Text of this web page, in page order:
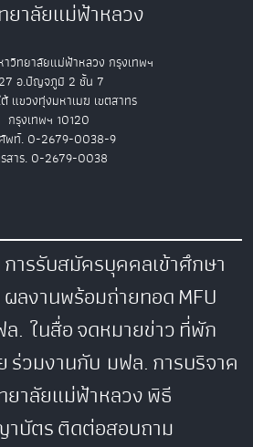
ยาลัยแม่ฟ้าหลวง
วิทยาลัยแม่ฟ้าหลวง กรุงเทพฯ
อ.ปัญจภูมิ 2 ชั้น 7
แขวงทุ่งมหาเมฆ เขตสาทร
กรุงเทพฯ 10120
พท์. 0-2679-0038-9
สาร. 0-2679-0038
การรับสมัครบุคคลเข้าศึกษา
ผลงานพร้อมถ่ายทอดMFU
. ในสื่อจดหมายข่าวที่พัก
ร่วมงานกับ มฟล.การบริจาค
าลัยแม่ฟ้าหลวงพิธี
บัตรติดต่อสอบถาม